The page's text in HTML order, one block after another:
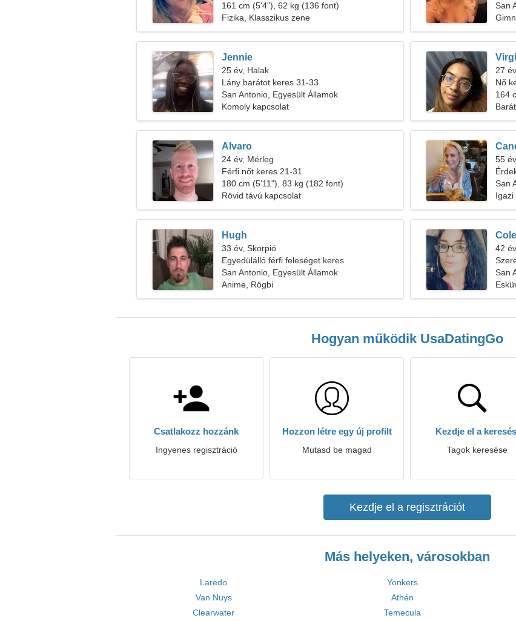
161 cm (5'4"), 62 kg (136 font)
Fizika, Klasszikus zene
San
Jennie
25 év, Halak
Lány barátot keres 31-33
San Antonio, Egyesült Államok
Komoly kapcsolat
27
Nő
164
Alvaro
24 év, Mérleg
Férfi nőt keres 21-31
180 cm (5'11"), 83 kg (182 font)
Rövid távú kapcsolat
55
San
Igazi
Hugh
33 év, Skorpió
Egyedülálló férfi feleséget keres
San Antonio, Egyesült Államok
Anime, Rögbi
42
San
Hogyan működik UsaDatingGo
Csatlakozz hozzánk
Ingyenes regisztráció
Hozzon létre egy új profilt
Mutasd be magad
Kezdje el a
Tagok keresése
Kezdje el a regisztrációt
Más helyeken, városokban
Laredo Yonkers
Van Nuys
Athén
Clearwater
Temecula